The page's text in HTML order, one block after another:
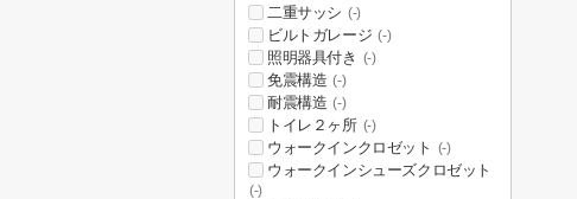
二重サッシ (-)
ビルトガレージ (-)
照明器具付き (-)
免震構造 (-)
耐震構造 (-)
トイレ２ヶ所 (-)
ウォークインクロゼット (-)
ウォークインシューズクロゼット
(-)